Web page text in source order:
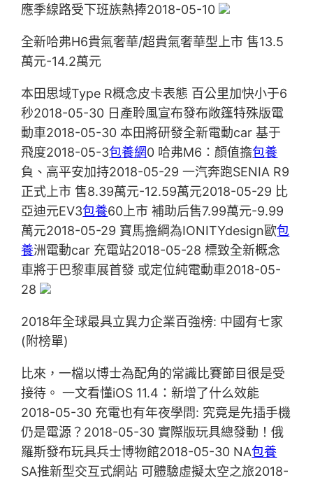
應季線路受下班族熱捧2018-05-10
全新哈弗H6貴氣奢華/超貴氣奢華型上市 售13.5
萬元-14.2萬元
本田思域Type R概念皮卡表態 百公里加快小于6
秒2018-05-30 日產聆風宣布發布敞篷特殊版電
動車2018-05-30 本田將研發全新電動car 基于
飛度2018-05-3包養網0 哈弗M6：顏值擔包養
負、高平安加持2018-05-29 一汽奔跑SENIA R9
正式上市 售8.39萬元-12.59萬元2018-05-29 比
亞迪元EV3包養60上市 補助后售7.99萬元-9.99
萬元2018-05-29 寶馬擔綱為IONITYdesign歐包
養洲電動car 充電站2018-05-28 標致全新概念
車將于巴黎車展首發 或定位純電動車2018-05-
28
2018年全球最具立異力企業百強榜: 中國有七家
(附榜單)
比來，一檔以博士為配角的常識比賽節目很是受
接待。 一文看懂iOS 11.4：新增了什么效能
2018-05-30 充電也有年夜學問: 究竟是先插手機
仍是電源？2018-05-30 實際版玩具總發動！俄
羅斯發布玩具兵士博物館2018-05-30 NA包養
SA推新型交互式網站 可體驗虛擬太空之旅2018-